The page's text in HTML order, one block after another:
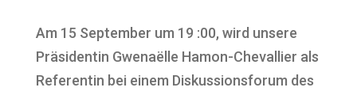
Am 15 September um 19 :00, wird unsere
Präsidentin Gwenaëlle Hamon-Chevallier als
Referentin bei einem Diskussionsforum des